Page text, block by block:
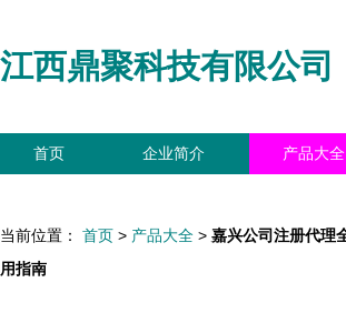
江西鼎聚科技有限公司
首页 企业简介 产品大全
当前位置： 首页 > 产品大全 > 嘉兴公司注册代理
用指南